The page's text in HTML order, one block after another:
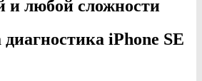
и любой сложности
iPhone SE